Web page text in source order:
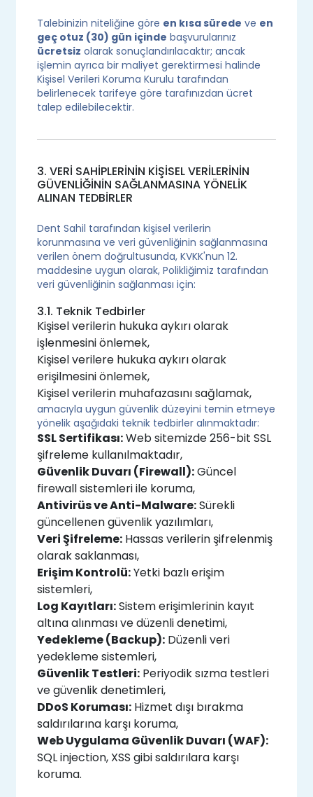
Talebinizin niteliğine göre en kısa sürede ve en
geç otuz (30) gün içinde başvurularınız
ücretsiz olarak sonuçlandırılacaktır; ancak
işlemin ayrıca bir maliyet gerektirmesi halinde
Kişisel Verileri Koruma Kurulu tarafından
belirlenecek tarifeye göre tarafınızdan ücret
talep edilebilecektir.
3. VERİ SAHİPLERİNİN KİŞİSEL VERİLERİNİN
GÜVENLİĞİNİN SAĞLANMASINA YÖNELİK
ALINAN TEDBİRLER
Dent Sahil tarafından kişisel verilerin
korunmasına ve veri güvenliğinin sağlanmasına
verilen önem doğrultusunda, KVKK'nun 12.
maddesine uygun olarak, Polikliğimiz tarafından
veri güvenliğinin sağlanması için:
3.1. Teknik Tedbirler
Kişisel verilerin hukuka aykırı olarak
işlenmesini önlemek,
Kişisel verilere hukuka aykırı olarak
erişilmesini önlemek,
Kişisel verilerin muhafazasını sağlamak,
amacıyla uygun güvenlik düzeyini temin etmeye
yönelik aşağıdaki teknik tedbirler alınmaktadır:
SSL Sertifikası:Web sitemizde 256-bit SSL
şifreleme kullanılmaktadır,
Güvenlik Duvarı (Firewall):Güncel
firewall sistemleri ile koruma,
Antivirüs ve Anti-Malware:Sürekli
güncellenen güvenlik yazılımları,
Veri Şifreleme: Hassas verilerin şifrelenmiş
olarak saklanması,
Erişim Kontrolü:Yetki bazlı erişim
sistemleri,
Log Kayıtları:Sistem erişimlerinin kayıt
altına alınması ve düzenli denetimi,
Yedekleme (Backup): Düzenli veri
yedekleme sistemleri,
Güvenlik Testleri: Periyodik sızma testleri
ve güvenlik denetimleri,
DDoS Koruması: Hizmet dışı bırakma
saldırılarına karşı koruma,
Web Uygulama Güvenlik Duvarı (WAF):
SQL injection, XSS gibi saldırılara karşı
koruma.